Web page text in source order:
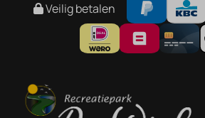
Veilig betalen